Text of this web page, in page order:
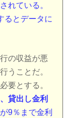
れている。
るとデータに
の収益が悪
うことだ。
要とする。
貸出し金利
9％まで金利